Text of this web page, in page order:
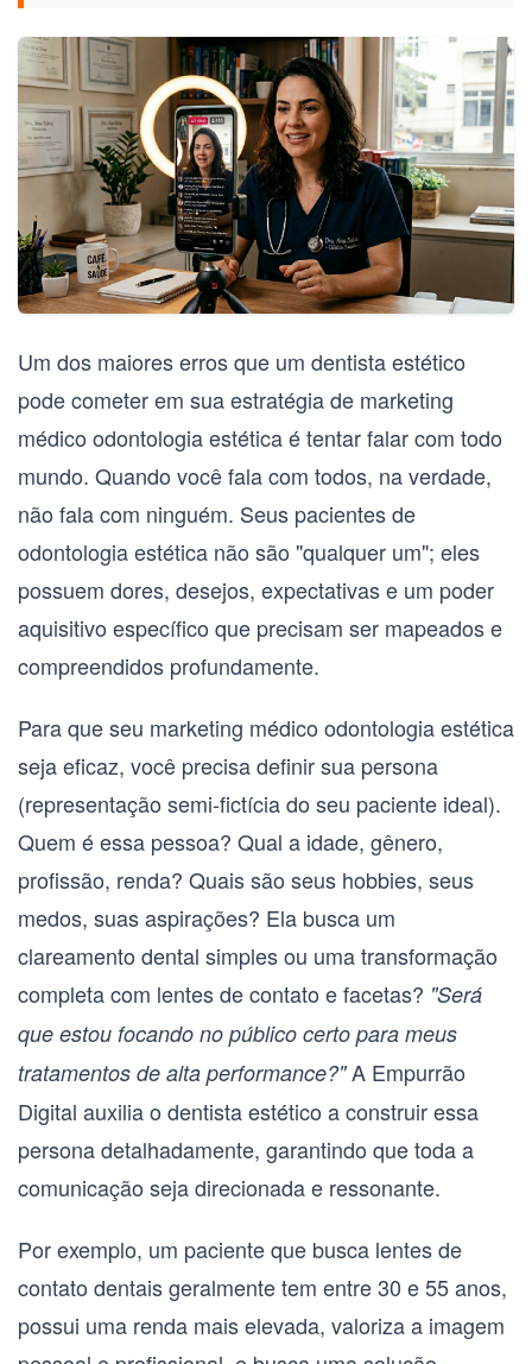
Um dos maiores erros que um dentista estético
pode cometer em sua estratégia de marketing
médico odontologia estéticaé tentar falar com todo
mundo. Quando você fala com todos, na verdade,
não fala com ninguém. Seus pacientes de
odontologia estética não são "qualquer um"; eles
possuem dores, desejos, expectativas e um poder
aquisitivo específico que precisam ser mapeados e
compreendidos profundamente.
Para que seu marketing médico odontologia estética
seja eficaz, você precisa definir sua persona
(representação semi-fictícia do seu paciente ideal).
Quem é essa pessoa? Qual a idade, gênero,
profissão, renda? Quais são seus hobbies, seus
medos, suas aspirações? Ela busca um
clareamento dental simples ou uma transformação
completa com lentes de contato e facetas? "Será
que estou focando no público certo para meus
tratamentos de alta performance?"A Empurrão
Digital auxilia o dentista estético a construir essa
persona detalhadamente, garantindo que toda a
comunicação seja direcionada e ressonante.
Por exemplo, um paciente que busca lentes de
contato dentais geralmente tem entre 30 e 55 anos,
possui uma renda mais elevada, valoriza a imagem